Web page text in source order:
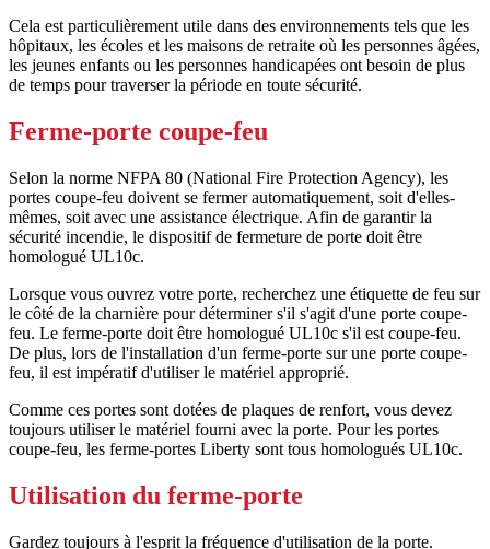
Cela est particulièrement utile dans des environnements tels que les
hôpitaux, les écoles et les maisons de retraite où les personnes âgées,
les jeunes enfants ou les personnes handicapées ont besoin de plus
de temps pour traverser la période en toute sécurité.
Ferme-porte coupe-feu
Selon la norme NFPA 80 (National Fire Protection Agency), les
portes coupe-feu doivent se fermer automatiquement, soit d'elles-
mêmes, soit avec une assistance électrique. Afin de garantir la
sécurité incendie, le dispositif de fermeture de porte doit être
homologué UL10c.
Lorsque vous ouvrez votre porte, recherchez une étiquette de feu sur
le côté de la charnière pour déterminer s'il s'agit d'une porte coupe-
feu. Le ferme-porte doit être homologué UL10c s'il est coupe-feu.
De plus, lors de l'installation d'un ferme-porte sur une porte coupe-
feu, il est impératif d'utiliser le matériel approprié.
Comme ces portes sont dotées de plaques de renfort, vous devez
toujours utiliser le matériel fourni avec la porte. Pour les portes
coupe-feu, les ferme-portes Liberty sont tous homologués UL10c.
Utilisation du ferme-porte
Gardez toujours à l'esprit la fréquence d'utilisation de la porte.